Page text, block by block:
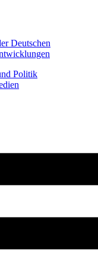
Deutschen
Politik